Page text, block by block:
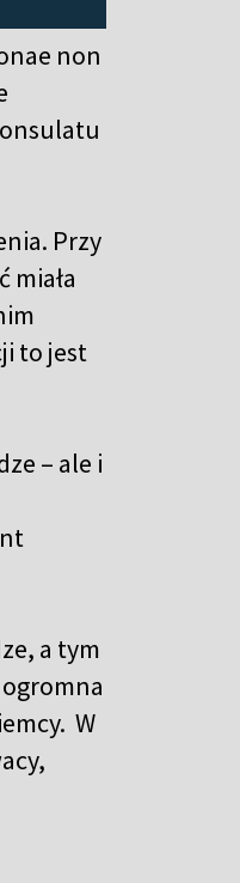
non
Przy
miała
to jest
– ale i
a tym
W